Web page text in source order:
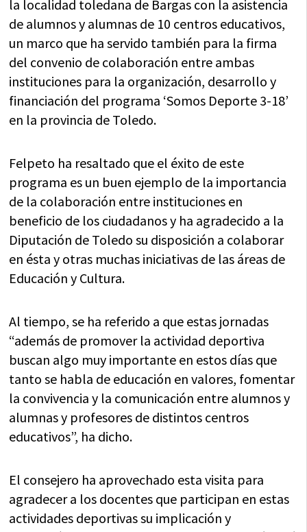
la localidad toledana de Bargas con la asistencia
de alumnos y alumnas de 10 centros educativos,
un marco que ha servido también para la firma
del convenio de colaboración entre ambas
instituciones para la organización, desarrollo y
financiación del programa ‘Somos Deporte 3-18’
en la provincia de Toledo.
Felpeto ha resaltado que el éxito de este
programa es un buen ejemplo de la importancia
de la colaboración entre instituciones en
beneficio de los ciudadanos y ha agradecido a la
Diputación de Toledo su disposición a colaborar
en ésta y otras muchas iniciativas de las áreas de
Educación y Cultura.
Al tiempo, se ha referido a que estas jornadas
“además de promover la actividad deportiva
buscan algo muy importante en estos días que
tanto se habla de educación en valores, fomentar
la convivencia y la comunicación entre alumnos y
alumnas y profesores de distintos centros
educativos”, ha dicho.
El consejero ha aprovechado esta visita para
agradecer a los docentes que participan en estas
actividades deportivas su implicación y